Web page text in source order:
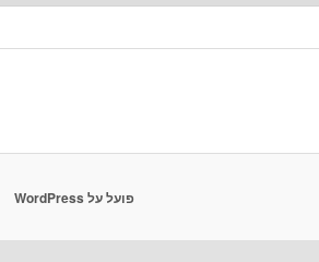
פועל על WordPress